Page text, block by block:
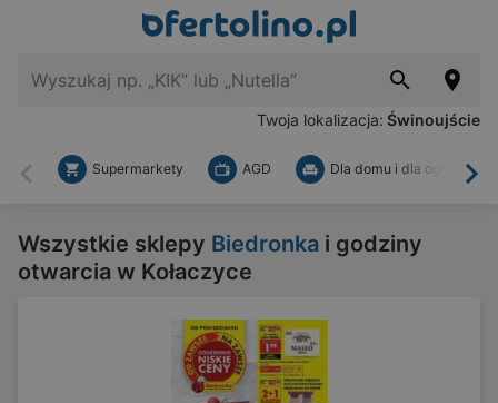
Twoja lokalizacja: Świnoujście
Wstecz
Supermarkety AGD Dla domu i dla ogrodu
Wszystkie sklepy Biedronka i godziny
otwarcia w Kołaczyce